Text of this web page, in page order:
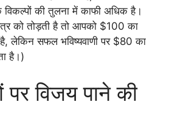
विकल्पों की तुलना में काफी अधिक है।
को तोड़ती है तो आपको $100 का
लेकिन सफल भविष्यवाणी पर $80 का
है।)
पर विजय पाने की